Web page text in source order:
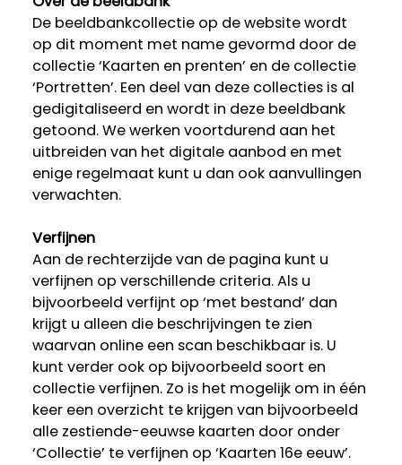
De beeldbankcollectie op de website wordt
op dit moment met name gevormd door de
collectie ‘Kaarten en prenten’ en de collectie
‘Portretten’. Een deel van deze collecties is al
gedigitaliseerd en wordt in deze beeldbank
getoond. We werken voortdurend aan het
uitbreiden van het digitale aanbod en met
enige regelmaat kunt u dan ook aanvullingen
verwachten.
Verfijnen
Aan de rechterzijde van de pagina kunt u
verfijnen op verschillende criteria. Als u
bijvoorbeeld verfijnt op ‘met bestand’ dan
krijgt u alleen die beschrijvingen te zien
waarvan online een scan beschikbaar is. U
kunt verder ook op bijvoorbeeld soort en
collectie verfijnen. Zo is het mogelijk om in één
keer een overzicht te krijgen van bijvoorbeeld
alle zestiende-eeuwse kaarten door onder
‘Collectie’ te verfijnen op ‘Kaarten 16e eeuw’.